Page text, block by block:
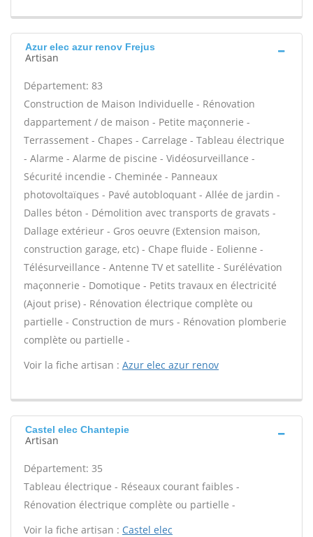
Azur elec azur renov Frejus
Artisan
Département: 83
Construction de Maison Individuelle - Rénovation
dappartement / de maison - Petite maçonnerie -
Terrassement - Chapes - Carrelage - Tableau électrique
- Alarme - Alarme de piscine - Vidéosurveillance -
Sécurité incendie - Cheminée - Panneaux
photovoltaïques - Pavé autobloquant - Allée de jardin -
Dalles béton - Démolition avec transports de gravats -
Dallage extérieur - Gros oeuvre (Extension maison,
construction garage, etc) - Chape fluide - Eolienne -
Télésurveillance - Antenne TV et satellite - Surélévation
maçonnerie - Domotique - Petits travaux en électricité
(Ajout prise) - Rénovation électrique complète ou
partielle - Construction de murs - Rénovation plomberie
complète ou partielle -
Voir la fiche artisan : Azur elec azur renov
Castel elec Chantepie
Artisan
Département: 35
Tableau électrique - Réseaux courant faibles -
Rénovation électrique complète ou partielle -
Voir la fiche artisan : Castel elec